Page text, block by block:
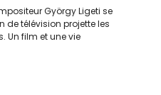
György Ligeti se
de télévision projette les
Un film et une vie